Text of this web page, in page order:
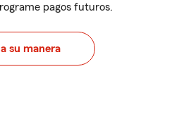
pagos futuros.
a su manera